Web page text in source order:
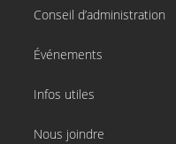
Conseil d’administration
Événements
Infos utiles
Nous joindre